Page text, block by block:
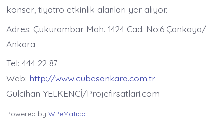
konser, tiyatro etkinlik alanları yer alıyor.
Adres: Çukurambar Mah. 1424 Cad. No:6 Çankaya/
Ankara
Tel: 444 22 87
Web: http://www.cubesankara.com.tr
Gülcihan YELKENCİ/Projefirsatlari.com
Powered byWPeMatico